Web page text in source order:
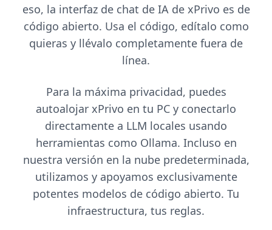
eso, la interfaz de chat de IA de xPrivo es de
código abierto. Usa el código, edítalo como
quieras y llévalo completamente fuera de
línea.
Para la máxima privacidad, puedes
autoalojar xPrivo en tu PC y conectarlo
directamente a LLM locales usando
herramientas como Ollama. Incluso en
nuestra versión en la nube predeterminada,
utilizamos y apoyamos exclusivamente
potentes modelos de código abierto. Tu
infraestructura, tus reglas.